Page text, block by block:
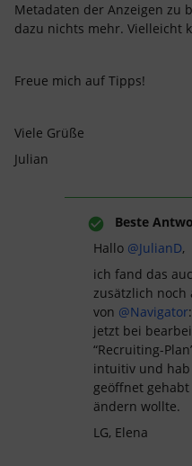
Metadaten der Anzeigen zu
dazu nichts mehr. Vielleicht
Freue mich auf Tipps!
Viele Grüße
Julian
Beste
Hallo @JulianD,
ich fand das
zusätzlich noch
von @Navigator
jetzt bei
“Recruiting-
intuitiv und
geöffnet
ändern wollte.
LG, Elena